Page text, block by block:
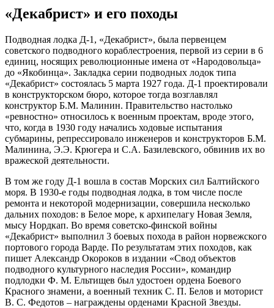
«Декабрист» и его походы
Подводная лодка Д-1, «Декабрист», была первенцем
советского подводного кораблестроения, первой из серии в 6
единиц, носящих революционные имена от «Народовольца»
до «Якобинца». Закладка серии подводных лодок типа
«Декабрист» состоялась 5 марта 1927 года. Д-1 проектировали
в конструкторском бюро, которое тогда возглавлял
конструктор Б.М. Малинин. Правительство настолько
«ревностно» относилось к военным проектам, вроде этого,
что, когда в 1930 году начались ходовые испытания
субмарины, репрессировало инженеров и конструкторов Б.М.
Малинина, Э.Э. Крюгера и С.А. Базилевского, обвинив их во
вражеской деятельности.
В том же году Д-1 вошла в состав Морских сил Балтийского
моря. В 1930-е годы подводная лодка, в том числе после
ремонта и некоторой модернизации, совершила несколько
дальних походов: в Белое море, к архипелагу Новая Земля,
мысу Нордкап. Во время советско-финской войны
«Декабрист» выполнил 3 боевых похода в район норвежского
портового города Варде. По результатам этих походов, как
пишет Александр Окороков в издании «Свод объектов
подводного культурного наследия России», командир
подлодки Ф. М. Ельтищев был удостоен ордена Боевого
Красного знамени, а военный техник С. П. Белов и моторист
В. С. Федотов – награждены орденами Красной Звезды.